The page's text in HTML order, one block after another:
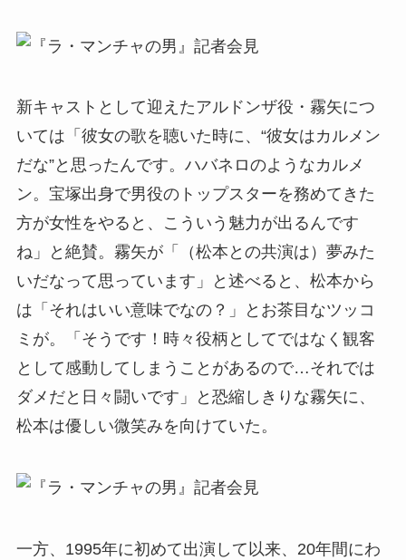
新キャストとして迎えたアルドンザ役・霧矢につ
いては「彼女の歌を聴いた時に、“彼女はカルメン
だな”と思ったんです。ハバネロのようなカルメ
ン。宝塚出身で男役のトップスターを務めてきた
方が女性をやると、こういう魅力が出るんです
ね」と絶賛。霧矢が「（松本との共演は）夢みた
いだなって思っています」と述べると、松本から
は「それはいい意味でなの？」とお茶目なツッコ
ミが。「そうです！時々役柄としてではなく観客
として感動してしまうことがあるので…それでは
ダメだと日々闘いです」と恐縮しきりな霧矢に、
松本は優しい微笑みを向けていた。
一方、1995年に初めて出演して以来、20年間にわ